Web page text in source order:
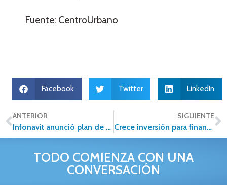
Fuente: CentroUrbano
Facebook Twitter LinkedIn
ANTERIOR
Infonavit anunció plan de mejora de servicios para derechohabientes
SIGUIENTE
Crece inversión para financiar vivienda en 1S2017
TODO COMIENZA CON UNA
CONVERSACIÓN